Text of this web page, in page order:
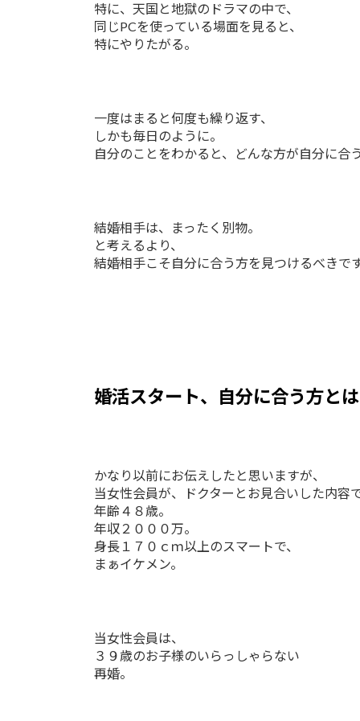
特に、天国と地獄のドラマの中で、
同じPCを使っている場面を見ると、
特にやりたがる。
一度はまると何度も繰り返す、
しかも毎日のように。
自分のことをわかると、どんな方が自分に合
結婚相手は、まったく別物。
と考えるより、
結婚相手こそ自分に合う方を見つけるべきで
婚活スタート、自分に合う方と
かなり以前にお伝えしたと思いますが、
当女性会員が、ドクターとお見合いした内容で
年齢４８歳。
年収２０００万。
身長１７０ｃｍ以上のスマートで、
まぁイケメン。
当女性会員は、
３９歳のお子様のいらっしゃらない
再婚。